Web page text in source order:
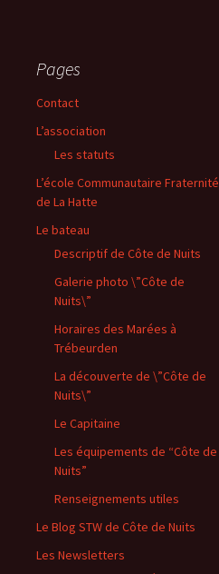
Pages
Contact
L’association
Les statuts
L’école Communautaire Fraternité
de La Hatte
Le bateau
Descriptif de Côte de Nuits
Galerie photo \”Côte de
Nuits\”
Horaires des Marées à
Trébeurden
La découverte de \”Côte de
Nuits\”
Le Capitaine
Les équipements de “Côte de
Nuits”
Renseignements utiles
Le Blog STW de Côte de Nuits
Les Newsletters